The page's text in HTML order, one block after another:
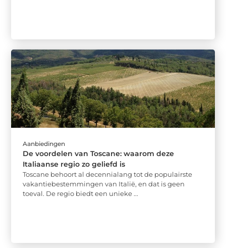
Aanbiedingen
De voordelen van Toscane: waarom deze
Italiaanse regio zo geliefd is
Toscane behoort al decennialang tot de populairste
vakantiebestemmingen van Italië, en dat is geen
toeval. De regio biedt een unieke ...